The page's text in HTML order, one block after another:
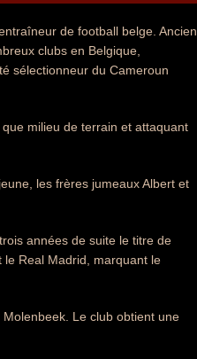
de football belge. Ancien
clubs en Belgique,
sélectionneur du Cameroun
milieu de terrain et attaquant
les frères jumeaux Albert et
années de suite le titre de
Real Madrid, marquant le
Le club obtient une